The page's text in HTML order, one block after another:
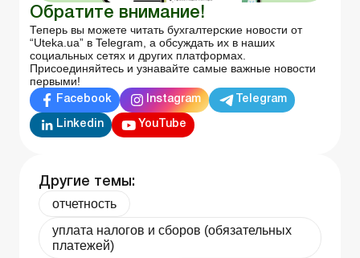
Обратите внимание!
Теперь вы можете читать бухгалтерские новости от
“Uteka.ua” в Telegram, а обсуждать их в наших
социальных сетях и других платформах.
Присоединяйтесь и узнавайте самые важные новости
первыми!
Facebook Instagram Telegram
Linkedin YouTube
Другие темы:
отчетность
уплата налогов и сборов (обязательных
платежей)